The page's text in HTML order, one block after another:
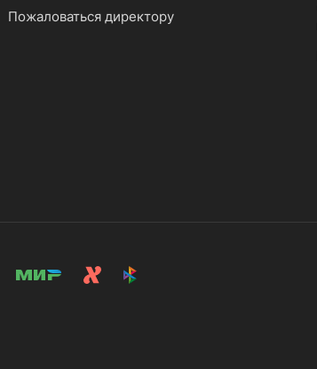
Пожаловаться директору